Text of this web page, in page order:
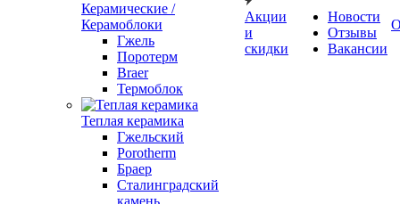
Керамические /
Керамоблоки
Гжель
Поротерм
Braer
Термоблок
Теплая керамика
Гжельский
Porotherm
Браер
Сталинградский
камень
Акции
и
скидки
Новости
Отзывы
Вакансии